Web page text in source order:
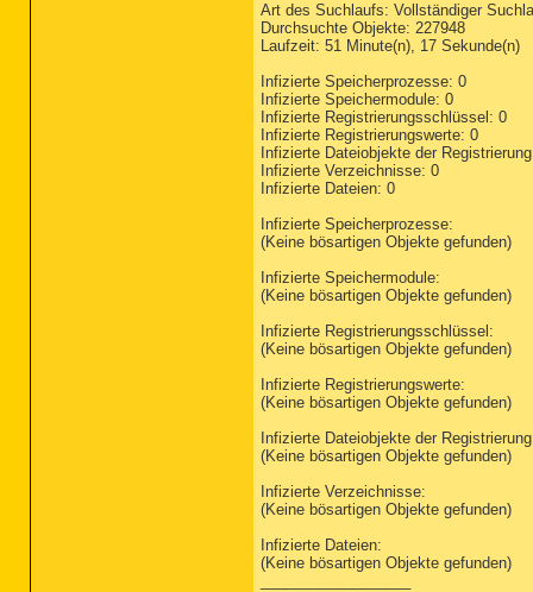
Art des Suchlaufs: Vollständiger
Durchsuchte Objekte: 227948
Laufzeit: 51 Minute(n), 17 Sekunde(n)
Infizierte Speicherprozesse: 0
Infizierte Speichermodule: 0
Infizierte Registrierungsschlüssel: 0
Infizierte Registrierungswerte: 0
Infizierte Dateiobjekte der
Infizierte Verzeichnisse: 0
Infizierte Dateien: 0
Infizierte Speicherprozesse:
(Keine bösartigen Objekte gefunden)
Infizierte Speichermodule:
(Keine bösartigen Objekte gefunden)
Infizierte Registrierungsschlüssel:
(Keine bösartigen Objekte gefunden)
Infizierte Registrierungswerte:
(Keine bösartigen Objekte gefunden)
Infizierte Dateiobjekte der
(Keine bösartigen Objekte gefunden)
Infizierte Verzeichnisse:
(Keine bösartigen Objekte gefunden)
Infizierte Dateien:
(Keine bösartigen Objekte gefunden)